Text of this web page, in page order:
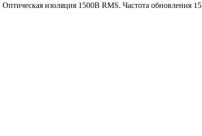
изоляция 1500В RMS. Частота обновления